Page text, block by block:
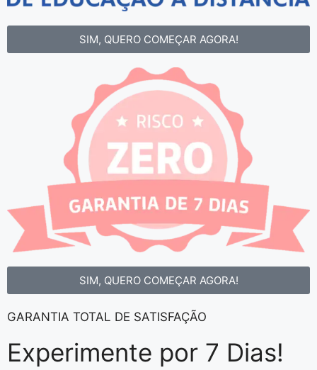
SIM, QUERO COMEÇAR AGORA!
GARANTIA TOTAL DE SATISFAÇÃO
Experimente por 7 Dias!
SIM, QUERO COMEÇAR AGORA!